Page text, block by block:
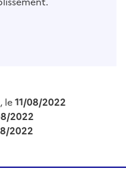
, le11/08/2022
2022
2022